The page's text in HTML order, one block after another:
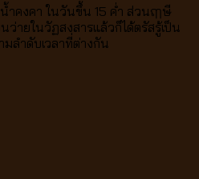
น้ำคงคา ในวันขึ้น 15 ค่ำ ส่วนฤๅษี
ว่ายในวัฏสงสารแล้วก็ได้ตรัสรู้เป็น
มลำดับเวลาที่ต่างกัน